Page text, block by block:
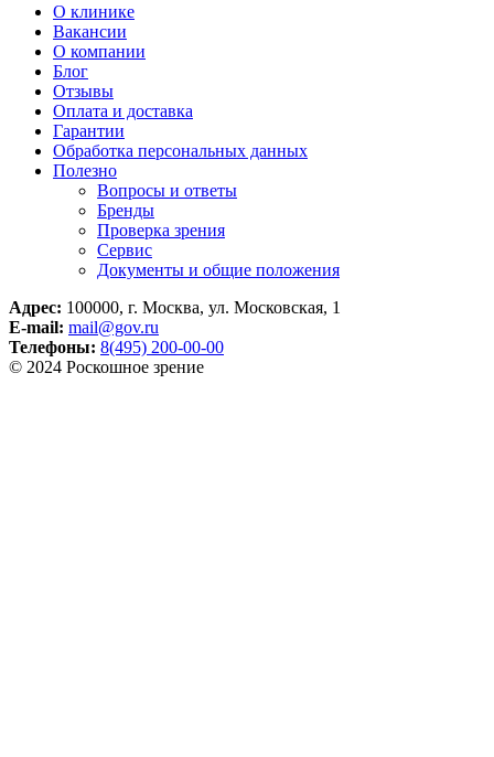
О клинике
Вакансии
О компании
Блог
Отзывы
Оплата и доставка
Гарантии
Обработка персональных данных
Полезно
Вопросы и ответы
Бренды
Проверка зрения
Сервис
Документы и общие положения
Адрес: 100000, г. Москва, ул. Московская, 1
E-mail: mail@gov.ru
Телефоны: 8(495) 200-00-00
© 2024 Роскошное зрение